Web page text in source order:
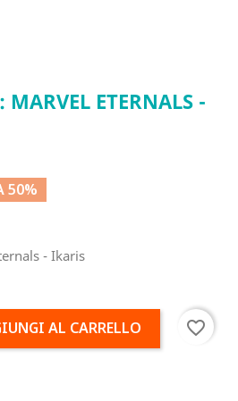
ETERNALS -
50%
- Ikaris
AL CARRELLO favorite_border